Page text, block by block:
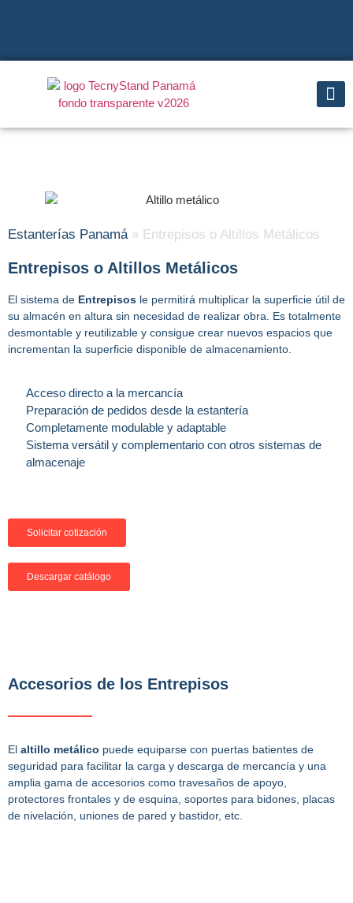
Estanterías Panamá» Entrepisos o Altillos Metálicos
Entrepisos o Altillos Metálicos
El sistema de Entrepisos le permitirá multiplicar la superficie útil de
su almacén en altura sin necesidad de realizar obra. Es totalmente
desmontable y reutilizable y consigue crear nuevos espacios que
incrementan la superficie disponible de almacenamiento.
Acceso directo a la mercancía
Preparación de pedidos desde la estantería
Completamente modulable y adaptable
Sistema versátil y complementario con otros sistemas de
almacenaje
Solicitar cotización
Descargar catálogo
Accesorios de los Entrepisos
El altillo metálico puede equiparse con puertas batientes de
seguridad para facilitar la carga y descarga de mercancía y una
amplia gama de accesorios como travesaños de apoyo,
protectores frontales y de esquina, soportes para bidones, placas
de nivelación, uniones de pared y bastidor, etc.